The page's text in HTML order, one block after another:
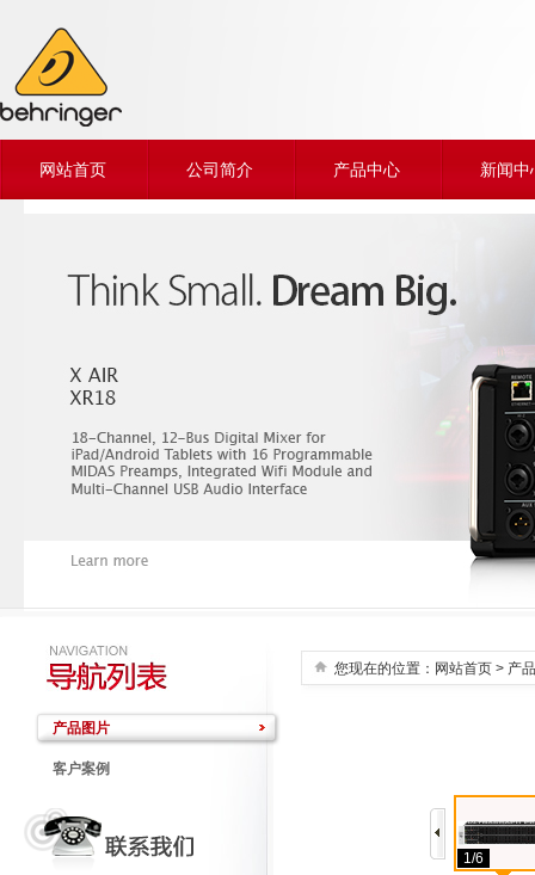
网站首页 公司简介 产品中心 新闻中
产品图片
客户案例
您现在的位置： 网站首页 > 产
1/6